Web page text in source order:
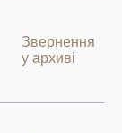
Звернення
у архиві